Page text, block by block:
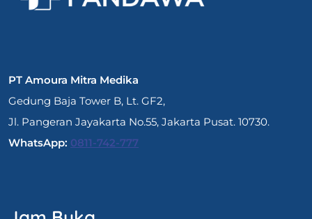
PT Amoura Mitra Medika
Gedung Baja Tower B, Lt. GF2,
Jl. Pangeran Jayakarta No.55, Jakarta Pusat. 10730.
WhatsApp: 0811-742-777